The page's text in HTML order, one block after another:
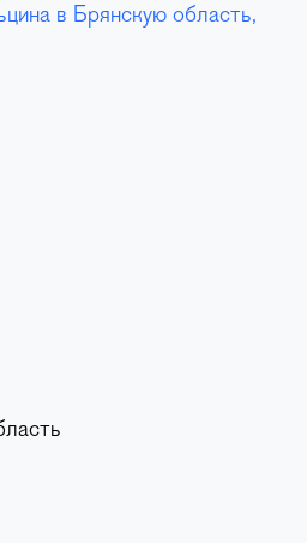
в Брянскую область,